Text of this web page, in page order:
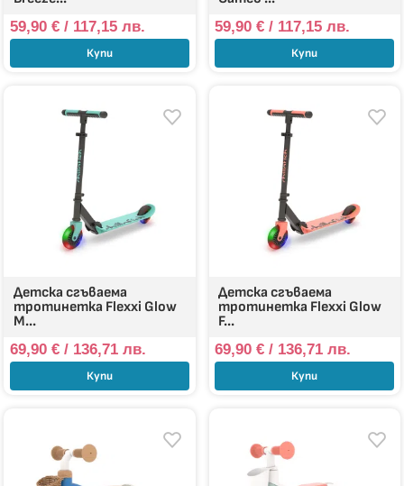
59,90 €/ 117,15 лв.
Купи
59,90 €/ 117,15 лв.
Купи
Детска сгъваема
тротинетка Flexxi Glow
M...
69,90 €/ 136,71 лв.
Купи
Детска сгъваема
тротинетка Flexxi Glow
F...
69,90 €/ 136,71 лв.
Купи